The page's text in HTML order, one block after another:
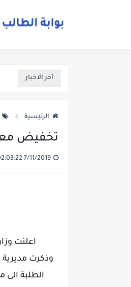
أخر الاخبار
الرئيسية
تخفيض
اعلنت
وذكرت